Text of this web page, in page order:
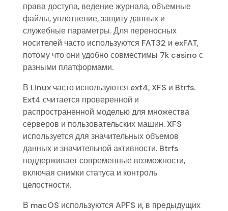
права доступа, ведение журнала, объемные
файлы, уплотнение, защиту данных и
служебные параметры. Для переносных
носителей часто используются FAT32 и exFAT,
потому что они удобно совместимы 7k casino с
разными платформами.
В Linux часто используются ext4, XFS и Btrfs.
Ext4 считается проверенной и
распространенной моделью для множества
серверов и пользовательских машин. XFS
используется для значительных объемов
данных и значительной активности. Btrfs
поддерживает современные возможности,
включая снимки статуса и контроль
целостности.
В macOS используются APFS и, в предыдущих